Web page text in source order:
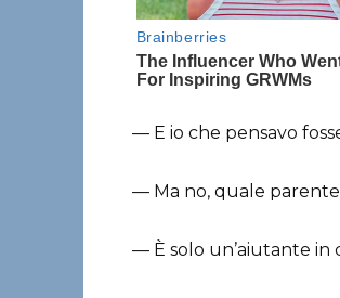
— E io che pensavo
— Ma no, quale
— È solo un’aiutante in